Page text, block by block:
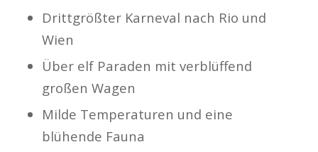
Drittgrößter Karneval nach Rio und
Wien
Über elf Paraden mit verblüffend
großen Wagen
Milde Temperaturen und eine
blühende Fauna